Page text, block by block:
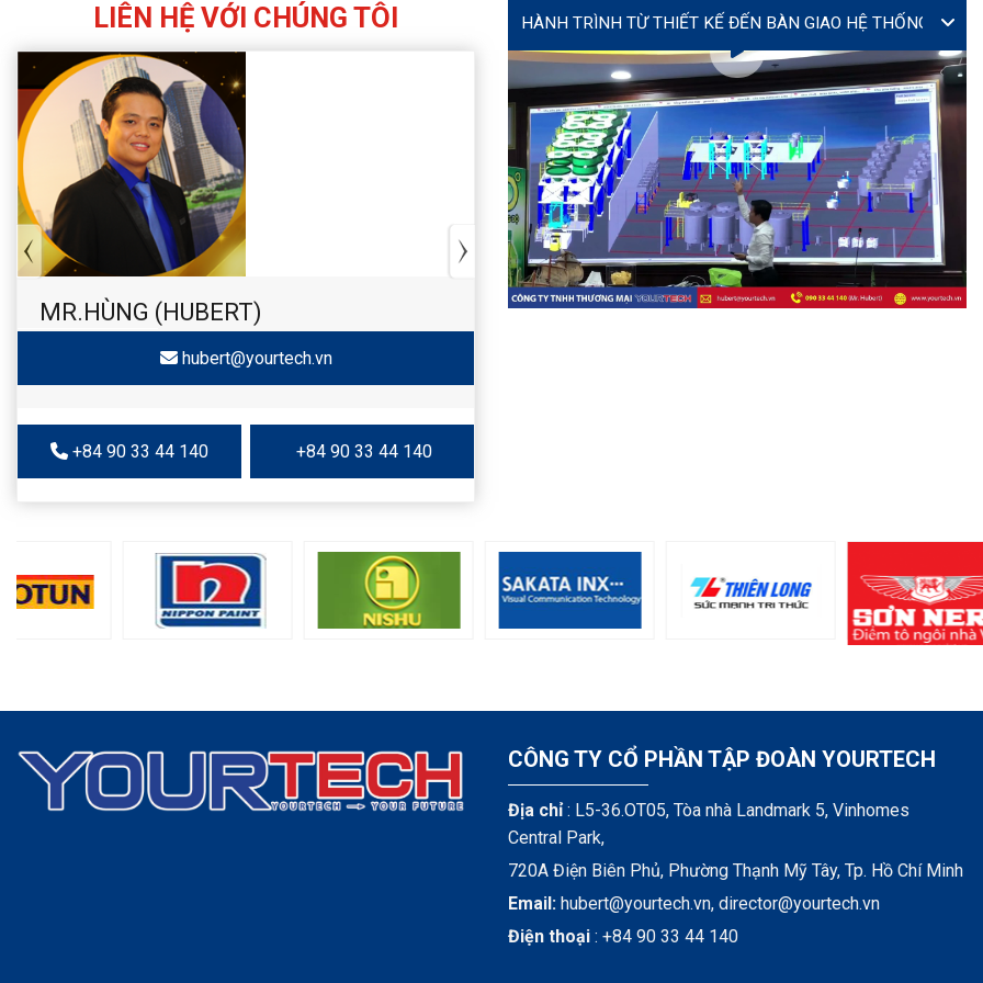
LIÊN HỆ VỚI CHÚNG TÔI
MR.HÙNG (HUBERT)
hubert@yourtech.vn
+84 90 33 44 140 +84 90 33 44 140
MS. TÚ (JENNY)
VIDEO
Lễ ký kết hợp tác giữa Yourtech và Tây Đô Long An tại
Coating Expo 2026
CÔNG TY CỔ PHẦN TẬP ĐOÀN YOURTECH
Địa chỉ: L5-36.OT05, Tòa nhà Landmark 5, Vinhomes
Central Park,
720A Điện Biên Phủ, Phường Thạnh Mỹ Tây, Tp. Hồ Chí Minh
Email: hubert@yourtech.vn, director@yourtech.vn
Điện thoại : +84 90 33 44 140